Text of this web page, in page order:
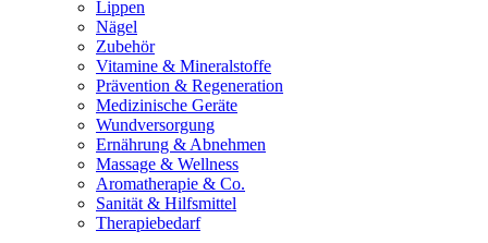
Lippen
Nägel
Zubehör
Vitamine & Mineralstoffe
Prävention & Regeneration
Medizinische Geräte
Wundversorgung
Ernährung & Abnehmen
Massage & Wellness
Aromatherapie & Co.
Sanität & Hilfsmittel
Therapiebedarf